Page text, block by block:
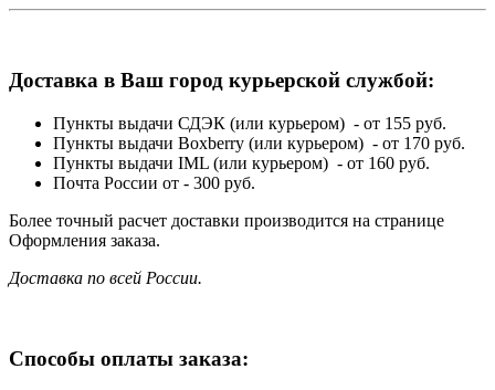
Доставка в Ваш город курьерской службой:
Пункты выдачи СДЭК (или курьером) - от 155 руб.
Пункты выдачи Boxberry (или курьером) - от 170 руб.
Пункты выдачи IML (или курьером) - от 160 руб.
Почта России от - 300 руб.
Более точный расчет доставки производится на странице
Оформления заказа.
Доставка по всей России.
Способы оплаты заказа: